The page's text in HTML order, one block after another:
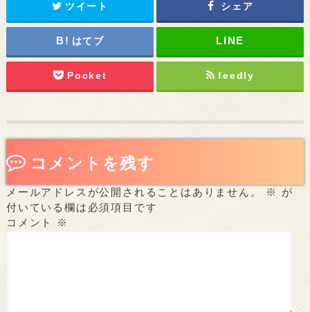
ツイート シェア
はてブ
Pocket feedly
コメントを残す
メールアドレスが公開されることはありません。 ※
が
付いている欄は必須項目です
コメント
※